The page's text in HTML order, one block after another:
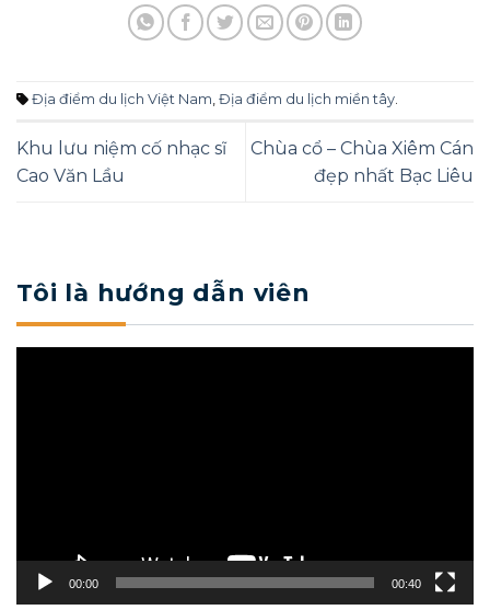
Địa điểm du lịch Việt Nam, Địa điểm du lịch miền tây.
Khu lưu niệm cố nhạc sĩ
Cao Văn Lầu
Chùa cổ – Chùa Xiêm Cán
đẹp nhất Bạc Liêu
Tôi là hướng dẫn viên
00:00 00:40